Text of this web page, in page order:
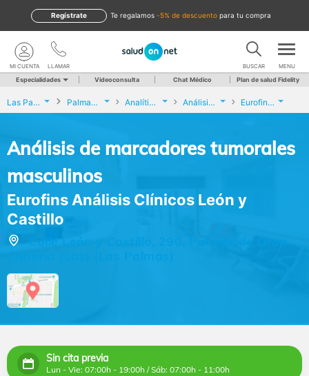
te regalamos -5% de descuento para tu compra
Regístrate
LLAMAR
MI CUENTA BUSCAR MENU
Especialidades Videoconsulta Chat Médico Plan de salud Fidelity
Las Palmas Palmas de Gran Canaria (Las) Analíticas y Genética Análisis de marcadores tumorales masculinos Eurofins Análisis Clínicos León y Castillo
Análisis de marcadores tumorales
masculinos
Eurofins Análisis Clínicos León y
Castillo
Canaria (Las) (Las Palmas)
Sin cita previa
Lun - Vie: 07:00h - 19:00h / Sáb: 07:00h - 11:00h